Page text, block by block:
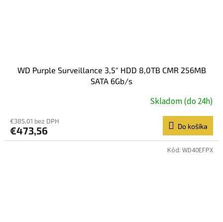
WD Purple Surveillance 3,5" HDD 8,0TB CMR 256MB
SATA 6Gb/s
Skladom (do 24h)
€385,01 bez DPH
€473,56 Do košíka
Kód: WD40EFPX